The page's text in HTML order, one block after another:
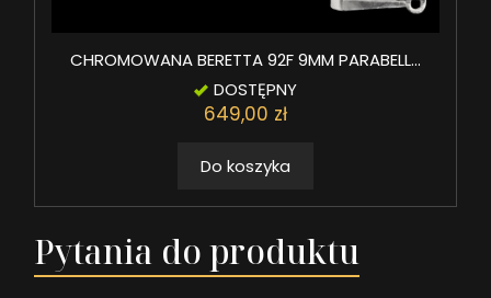
CHROMOWANA BERETTA 92F 9MM PARABELL...
DOSTĘPNY
649,00 zł
Do koszyka
Pytania do produktu